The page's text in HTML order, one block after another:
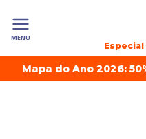
MENU
Mapa do Ano 2026: